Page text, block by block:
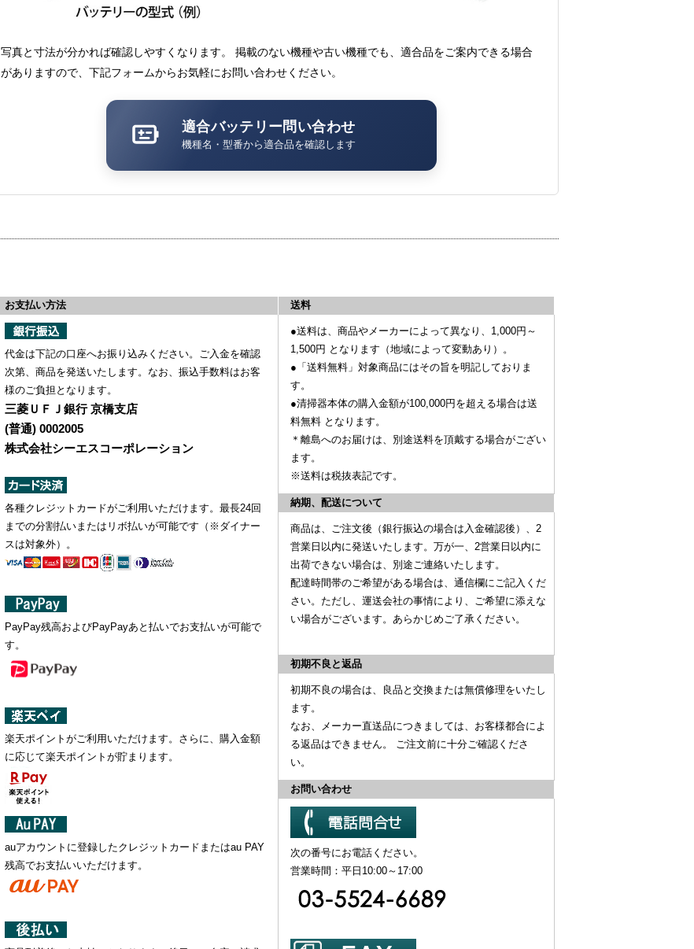
写真と寸法が分かれば確認しやすくなります。 掲載のない機種や古い機種でも、適合品をご案内できる場合
がありますので、下記フォームからお気軽にお問い合わせください。
適合バッテリー問い合わせ
機種名・型番から適合品を確認します
お支払い方法 送料
代金は下記の口座へお振り込みください。ご入金を確認
次第、商品を発送いたします。なお、振込手数料はお客
様のご負担となります。
三菱ＵＦＪ銀行 京橋支店
(普通) 0002005
株式会社シーエスコーポレーション
各種クレジットカードがご利用いただけます。最長24回
までの分割払いまたはリボ払いが可能です（※ダイナー
スは対象外）。
PayPay残高およびPayPayあと払いでお支払いが可能で
す。
楽天ポイントがご利用いただけます。さらに、購入金額
に応じて楽天ポイントが貯まります。
auアカウントに登録したクレジットカードまたはau PAY
残高でお支払いいただけます。
●送料は、商品やメーカーによって異なり、 1,000円～
1,500円 となります（地域によって変動あり）。
●「送料無料」対象商品にはその旨を明記しておりま
す。
●清掃器本体の購入金額が100,000円を超える場合は送
料無料 となります。
＊離島へのお届けは、別途送料を頂戴する場合がござい
ます。
※送料は税抜表記です。
納期、配送について
商品は、ご注文後（銀行振込の場合は入金確認後 ）、 2
営業日以内に発送いたします。万が一、2営業日以内に
出荷できない場合は、別途ご連絡いたします。
配達時間帯のご希望がある場合は、 通信欄にご記入くだ
さい。ただし、運送会社の事情により、ご希望に添えな
い場合がございます。あらかじめご了承ください。
初期不良と返品
初期不良の場合は、 良品と交換 または無償修理をいたし
ます。
なお、
メーカー直送品につきましては、お客様都合によ
る返品はできません。 ご注文前に十分ご確認くださ
い。
お問い合わせ
次の番号にお電話ください。
営業時間：平日10:00～17:00